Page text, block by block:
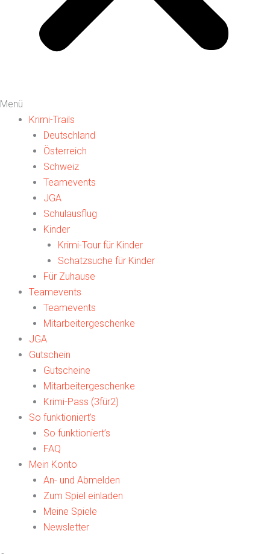
Menü
Krimi-Trails
Deutschland
Österreich
Schweiz
Teamevents
JGA
Schulausflug
Kinder
Krimi-Tour für Kinder
Schatzsuche für Kinder
Für Zuhause
Teamevents
Teamevents
Mitarbeitergeschenke
JGA
Gutschein
Gutscheine
Mitarbeitergeschenke
Krimi-Pass (3für2)
So funktioniert’s
So funktioniert’s
FAQ
Mein Konto
An- und Abmelden
Zum Spiel einladen
Meine Spiele
Newsletter